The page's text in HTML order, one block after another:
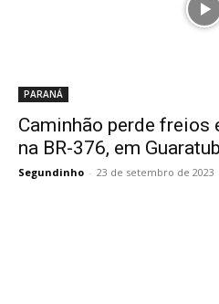
PARANÁ
Caminhão perde freios
na BR-376, em
Segundinho - 23 de setembro de 2023